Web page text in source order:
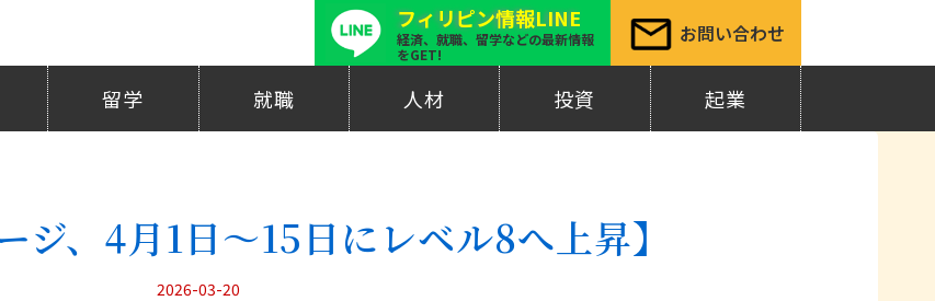
フィリピン情報LINE
経済、就職、留学などの最新情報
をGET!
お問い合わせ
留学 就職 人材 投資 起業
ジ、4月1日〜15日にレベル8へ上昇】
2026-03-20